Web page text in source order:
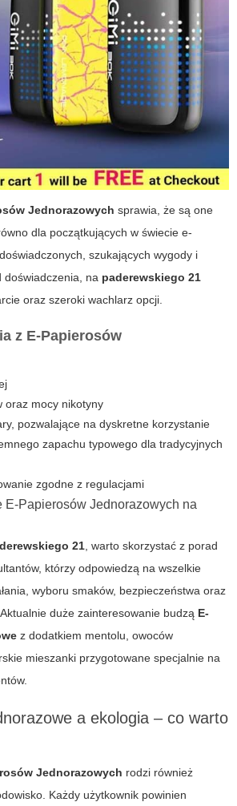
Jednorazowych sprawia, że są one
dla początkujących w świecie e-
szukających wygody i
doświadczenia, na paderewskiego 21
oraz szeroki wachlarz opcji.
z E-Papierosów
oraz mocy nikotyny
pozwalające na dyskretne korzystanie
zapachu typowego dla tradycyjnych
zgodne z regulacjami
E-Papierosów Jednorazowych na
21, warto skorzystać z porad
którzy odpowiedzą na wszelkie
wyboru smaków, bezpieczeństwa oraz
duże zainteresowanie budzą E-
z dodatkiem mentolu, owoców
mieszanki przygotowane specjalnie na
a ekologia – co warto
Jednorazowych rodzi również
Każdy użytkownik powinien